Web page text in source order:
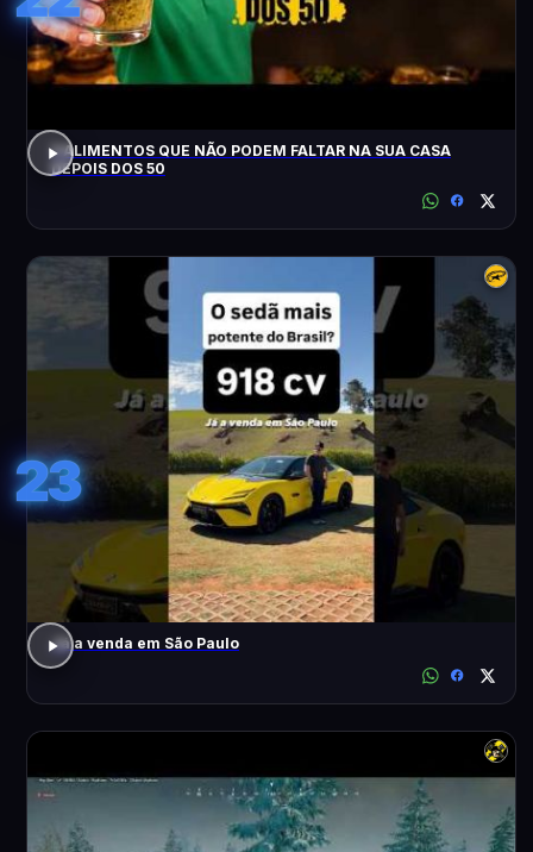
3 ALIMENTOS QUE NÃO PODEM FALTAR NA SUA CASA
DEPOIS DOS 50
23
Já a venda em São Paulo